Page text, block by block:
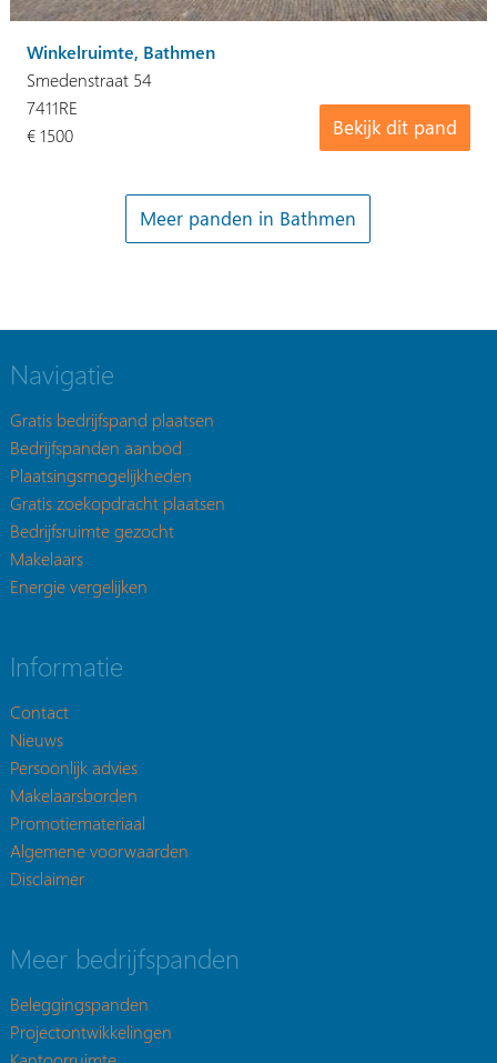
Winkelruimte, Bathmen
Smedenstraat 54
Bekijk dit pand
7411RE
€ 1500
Meer panden in Bathmen
Navigatie
Gratis bedrijfspand plaatsen
Bedrijfspanden aanbod
Plaatsingsmogelijkheden
Gratis zoekopdracht plaatsen
Bedrijfsruimte gezocht
Makelaars
Energie vergelijken
Informatie
Contact
Nieuws
Persoonlijk advies
Makelaarsborden
Promotiemateriaal
Algemene voorwaarden
Disclaimer
Meer bedrijfspanden
Beleggingspanden
Projectontwikkelingen